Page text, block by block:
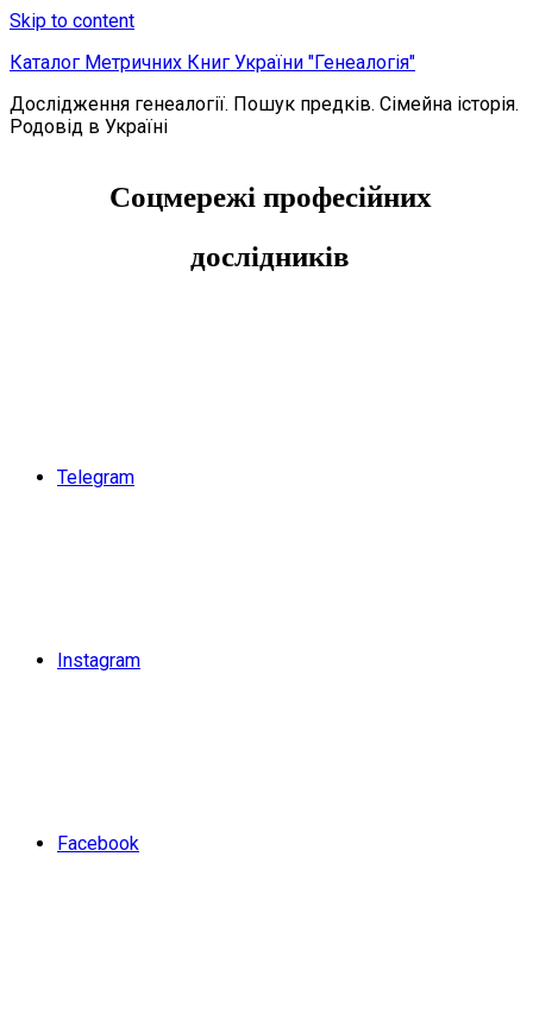
Skip to content
Каталог Метричних Книг України "Генеалогія"
Дослідження генеалогії. Пошук предків. Сімейна історія.
Родовід в Україні
Соцмережі професійних
дослідників
Telegram
Instagram
Facebook